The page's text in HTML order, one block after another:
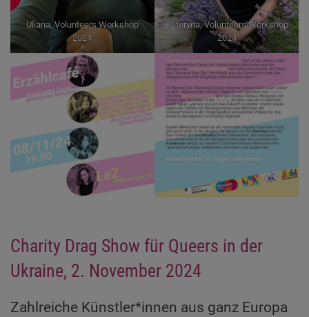
Uliana, Volunteers Workshop
2024
Kateryna, Volunteers Workshop
2024
Charity Drag Show für Queers in der
Ukraine, 2. November 2024
Zahlreiche Künstler*innen aus ganz Europa